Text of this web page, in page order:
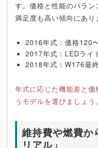
す。価格と性能のバラ
満足度も高い傾向にあり
2016年式：価格120
2017年式：LEDライ
2018年式：W176最
年式に応じた機能差と
うモデルを選びましょう。
維持費や燃費か
リアル」